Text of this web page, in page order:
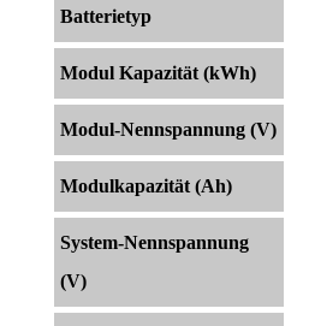
Batterietyp
Modul Kapazität (kWh)
Modul-Nennspannung (V)
Modulkapazität (Ah)
System-Nennspannung
(V)